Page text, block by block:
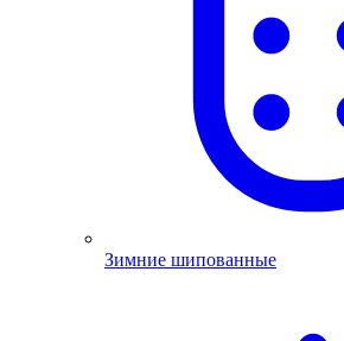
Зимние шипованные